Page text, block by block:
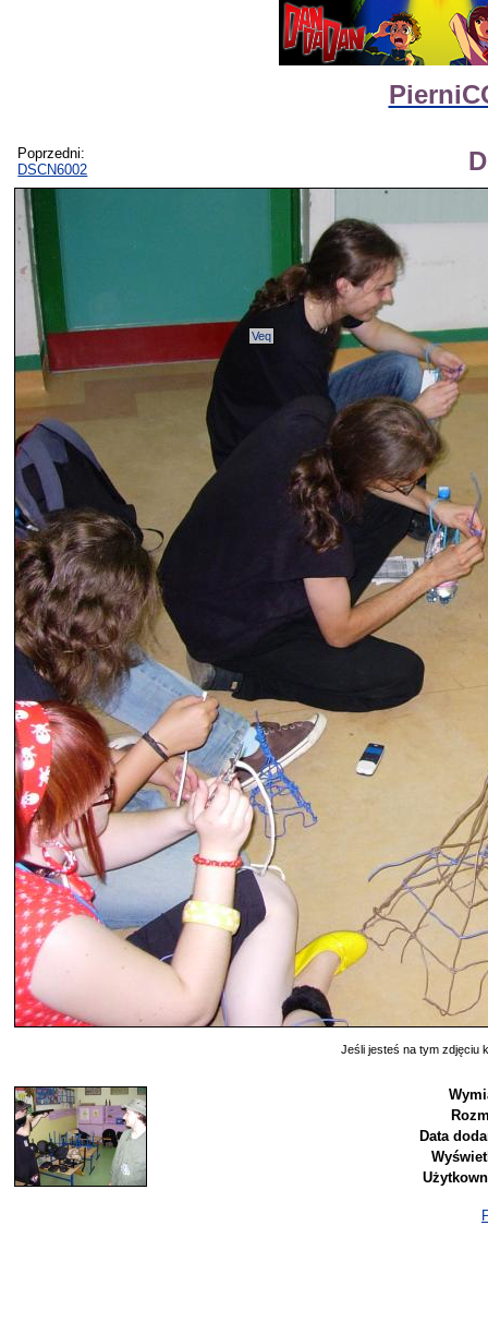
Poprzedni:
DSCN6002
Veq
Jeśli jesteś na tym zdjęciu
Data